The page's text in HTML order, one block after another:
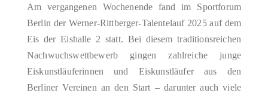
Am vergangenen Wochenende fand im Sportforum
Berlin der Werner-Rittberger-Talentelauf 2025 auf dem
Eis der Eishalle 2 statt. Bei diesem traditionsreichen
Nachwuchswettbewerb gingen zahlreiche junge
Eiskunstläuferinnen und Eiskunstläufer aus den
Berliner Vereinen an den Start – darunter auch viele